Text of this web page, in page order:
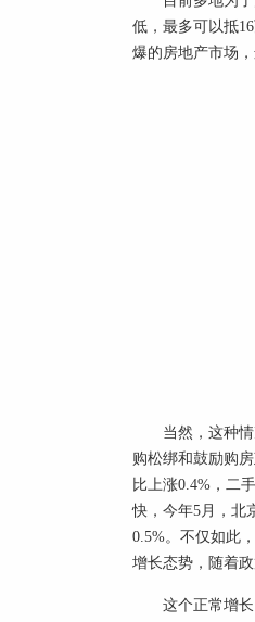
低，最多可以抵
爆的房地产市场
当然，这种
购松绑和鼓励购
比上涨0.4%，二
快，今年5月，北
0.5%。不仅如此
增长态势，随着
这个正常增